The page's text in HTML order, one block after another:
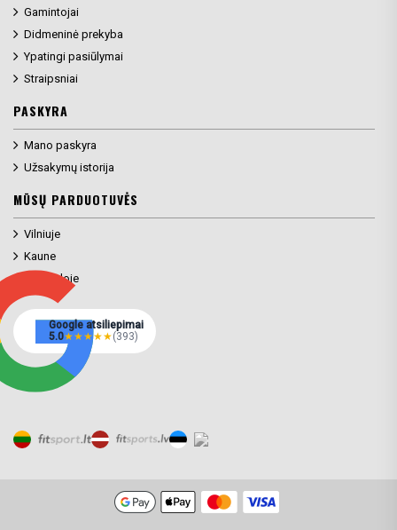
Gamintojai
Didmeninė prekyba
Ypatingi pasiūlymai
Straipsniai
PASKYRA
Mano paskyra
Užsakymų istorija
MŪSŲ PARDUOTUVĖS
Vilniuje
Kaune
Klaipėdoje
Google atsiliepimai
5.0★★★★★(393)